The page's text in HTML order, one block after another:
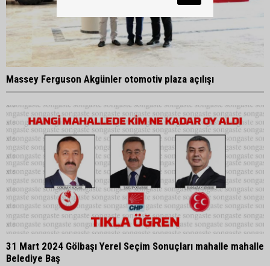
Massey Ferguson Akgünler otomotiv plaza açılışı
31 Mart 2024 Gölbaşı Yerel Seçim Sonuçları mahalle mahalle
Belediye Baş